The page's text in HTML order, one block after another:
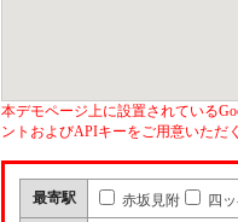
本デモページ上に設置されている
ントおよびAPIキーをご用意いただ
最寄駅 赤坂見附 四